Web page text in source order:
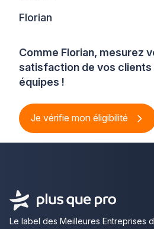
Comme Florian, mesurez
satisfaction de vos
équipes !
Je vérifie mon éligibilité
Florian
Le label des Meilleures Entreprises